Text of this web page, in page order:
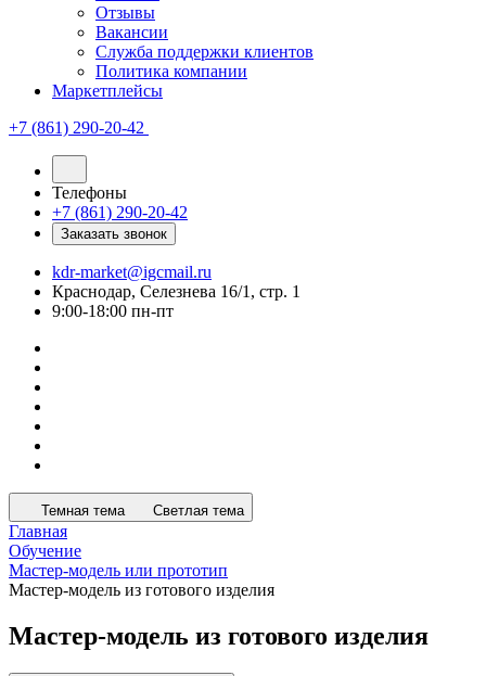
Отзывы
Вакансии
Служба поддержки клиентов
Политика компании
Маркетплейсы
+7 (861) 290-20-42
Телефоны
+7 (861) 290-20-42
Заказать звонок
kdr-market@igcmail.ru
Краснодар, Селезнева 16/1, стр. 1
9:00-18:00 пн-пт
Темная тема Светлая тема
Главная
Обучение
Мастер-модель или прототип
Мастер-модель из готового изделия
Мастер-модель из готового изделия